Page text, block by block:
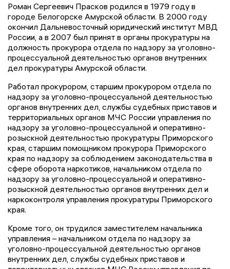
Роман Сергеевич Прасков родился в 1979 году в
городе Белогорске Амурской области. В 2000 году
окончил Дальневосточный юридический институт МВД
России, а в 2007 был принят в органы прокуратуры на
должность прокурора отдела по надзору за уголовно-
процессуальной деятельностью органов внутренних
дел прокуратуры Амурской области.
Работал прокурором, старшим прокурором отдела по
надзору за уголовно-процессуальной деятельностью
органов внутренних дел, службы судебных приставов и
территориальных органов МЧС России управления по
надзору за уголовно-процессуальной и оперативно-
розыскной деятельностью прокуратуры Приморского
края, старшим помощником прокурора Приморского
края по надзору за соблюдением законодательства в
сфере оборота наркотиков, начальником отдела по
надзору за уголовно-процессуальной и оперативно-
розыскной деятельностью органов внутренних дел и
наркоконтроля управления прокуратуры Приморского
края.
Кроме того, он трудился заместителем начальника
управления – начальником отдела по надзору за
уголовно-процессуальной деятельностью органов
внутренних дел, службы судебных приставов и